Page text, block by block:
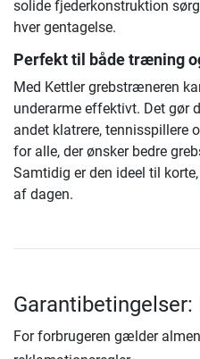
solide fjederkonstruktion
hver gentagelse.
Perfekt til både træning
Med Kettler grebstræneren
underarme effektivt. Det gør
andet klatrere, tennisspillere
for alle, der ønsker bedre
Samtidig er den ideel til
af dagen.
For forbrugeren gælder